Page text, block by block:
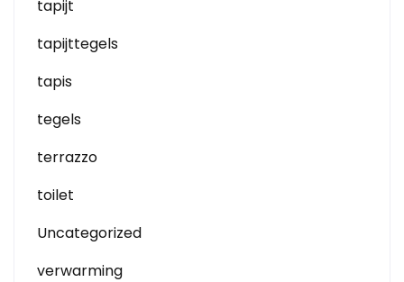
tapijt
tapijttegels
tapis
tegels
terrazzo
toilet
Uncategorized
verwarming